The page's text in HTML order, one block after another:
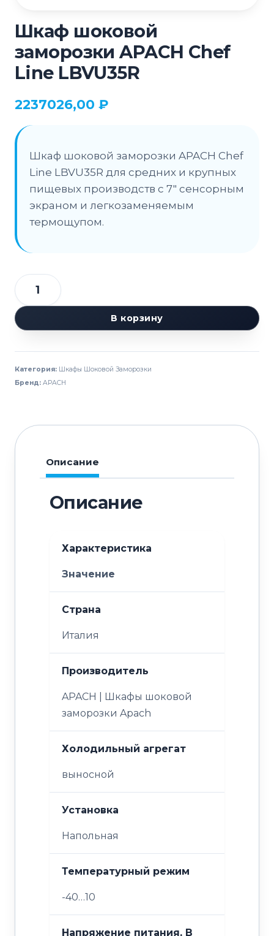
Шкаф шоковой
заморозки APACH Chef
Line LBVU35R
2237026,00 ₽
Шкаф шоковой заморозки APACH Chef
Line LBVU35R для средних и крупных
пищевых производств с 7″ сенсорным
экраном и легкозаменяемым
термощупом.
Количество
товара
Шкаф
заморозки
APACH
LBVU35R
В корзину
Категория: Шкафы Шоковой Заморозки
Бренд: APACH
Описание
Описание
Характеристика
Значение
Страна
Италия
Производитель
APACH | Шкафы шоковой
заморозки Apach
Холодильный агрегат
выносной
Установка
Напольная
Температурный режим
-40…10
Напряжение питания, В